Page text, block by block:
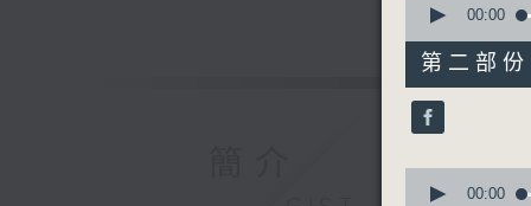
seconds
55
minutes,
9
seconds
90%
00:00
第二部
seconds
00:00